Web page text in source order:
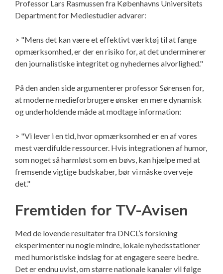
Professor Lars Rasmussen fra Københavns Universitets
Department for Mediestudier advarer:
> "Mens det kan være et effektivt værktøj til at fange
opmærksomhed, er der en risiko for, at det underminerer
den journalistiske integritet og nyhedernes alvorlighed."
På den anden side argumenterer professor Sørensen for,
at moderne medieforbrugere ønsker en mere dynamisk
og underholdende måde at modtage information:
> "Vi lever i en tid, hvor opmærksomhed er en af vores
mest værdifulde ressourcer. Hvis integrationen af humor,
som noget så harmløst som en bøvs, kan hjælpe med at
fremsende vigtige budskaber, bør vi måske overveje
det."
Fremtiden for TV-Avisen
Med de lovende resultater fra DNCL’s forskning
eksperimenter nu nogle mindre, lokale nyhedsstationer
med humoristiske indslag for at engagere seere bedre.
Det er endnu uvist, om større nationale kanaler vil følge